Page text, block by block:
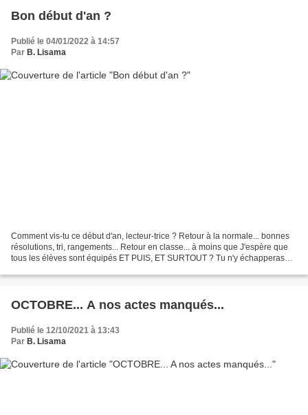
Bon début d'an ?
Publié le 04/01/2022 à 14:57
Par B. Lisama
Comment vis-tu ce début d'an, lecteur-trice ? Retour à la normale... bonnes
résolutions, tri, rangements... Retour en classe... à moins que J'espère que
tous les élèves sont équipés ET PUIS, ET SURTOUT ? Tu n'y échapperas
OCTOBRE... A nos actes manqués...
Publié le 12/10/2021 à 13:43
Par B. Lisama